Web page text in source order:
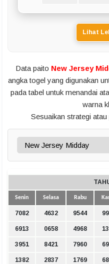
Lihat
Data paito New Jersey
angka togel yang digunakan
pada tabel untuk menandai
warna
Sesuaikan strategi
Senin Selasa Rabu
7082 4632 9544
6913 0658 4968
3951 8421 7960
1382 2837 1769